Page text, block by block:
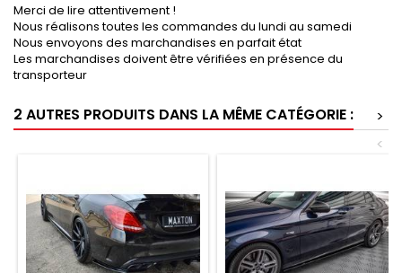
Merci de lire attentivement !
Nous réalisons toutes les commandes du lundi au samedi
Nous envoyons des marchandises en parfait état
Les marchandises doivent être vérifiées en présence du
transporteur
2 AUTRES PRODUITS DANS LA MÊME CATÉGORIE :
>
<